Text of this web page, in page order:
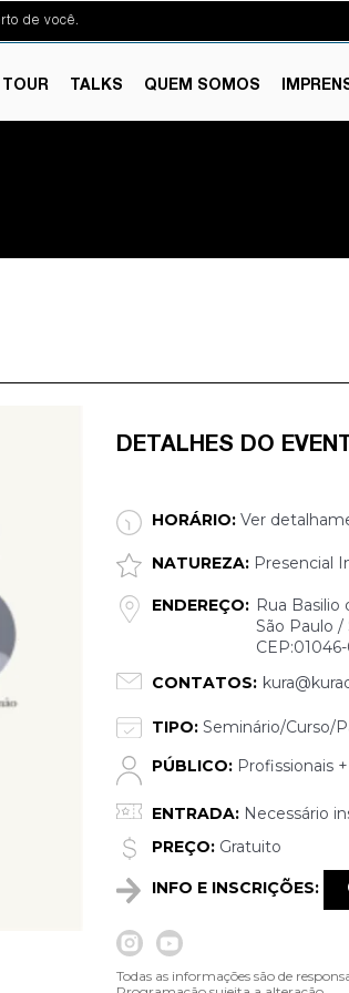
de você.
TOUR TALKS QUEM SOMOS
DETALHES DO
HORÁRIO: Ver
NATUREZA: Presencial
ENDEREÇO: Rua Basilio
São Paulo /
CONTATOS:
TIPO: Seminário/Curso/
PÚBLICO: Profissionais
ENTRADA: Necessário
PREÇO: Gratuito
INFO E INSCRIÇÕES:
Todas as informações são de